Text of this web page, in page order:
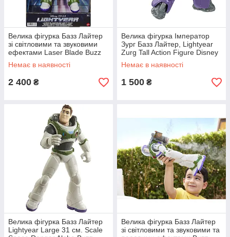
Велика фігурка Базз Лайтер
зі світловими та звуковими
ефектами Laser Blade Buzz
Lightyear, Disney Pixar
Немає в наявності
2 400 ₴
Велика фігурка Імператор
Зург Базз Лайтер, Lightyear
Zurg Tall Action Figure Disney
Pixar
Немає в наявності
1 500 ₴
Велика фігурка Базз Лайтер
Lightyear Large 31 см. Scale
Велика фігурка Базз Лайтер
зі світловими та звуковими та